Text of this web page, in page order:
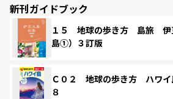
新刊ガイドブック
１５ 地球の歩き方 島旅 伊
島①）３訂版
Ｃ０２ 地球の歩き方 ハワイ
８